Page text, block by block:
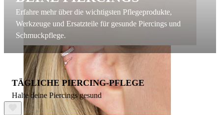
Erfahre mehr über die wichtigsten Pflegeprodukte,
Werkzeuge und Ersatzteile für gesunde Piercings und
Schmuckpflege.
TÄGLICHE PIERCING-PFLEGE
Halte deine Piercings gesund